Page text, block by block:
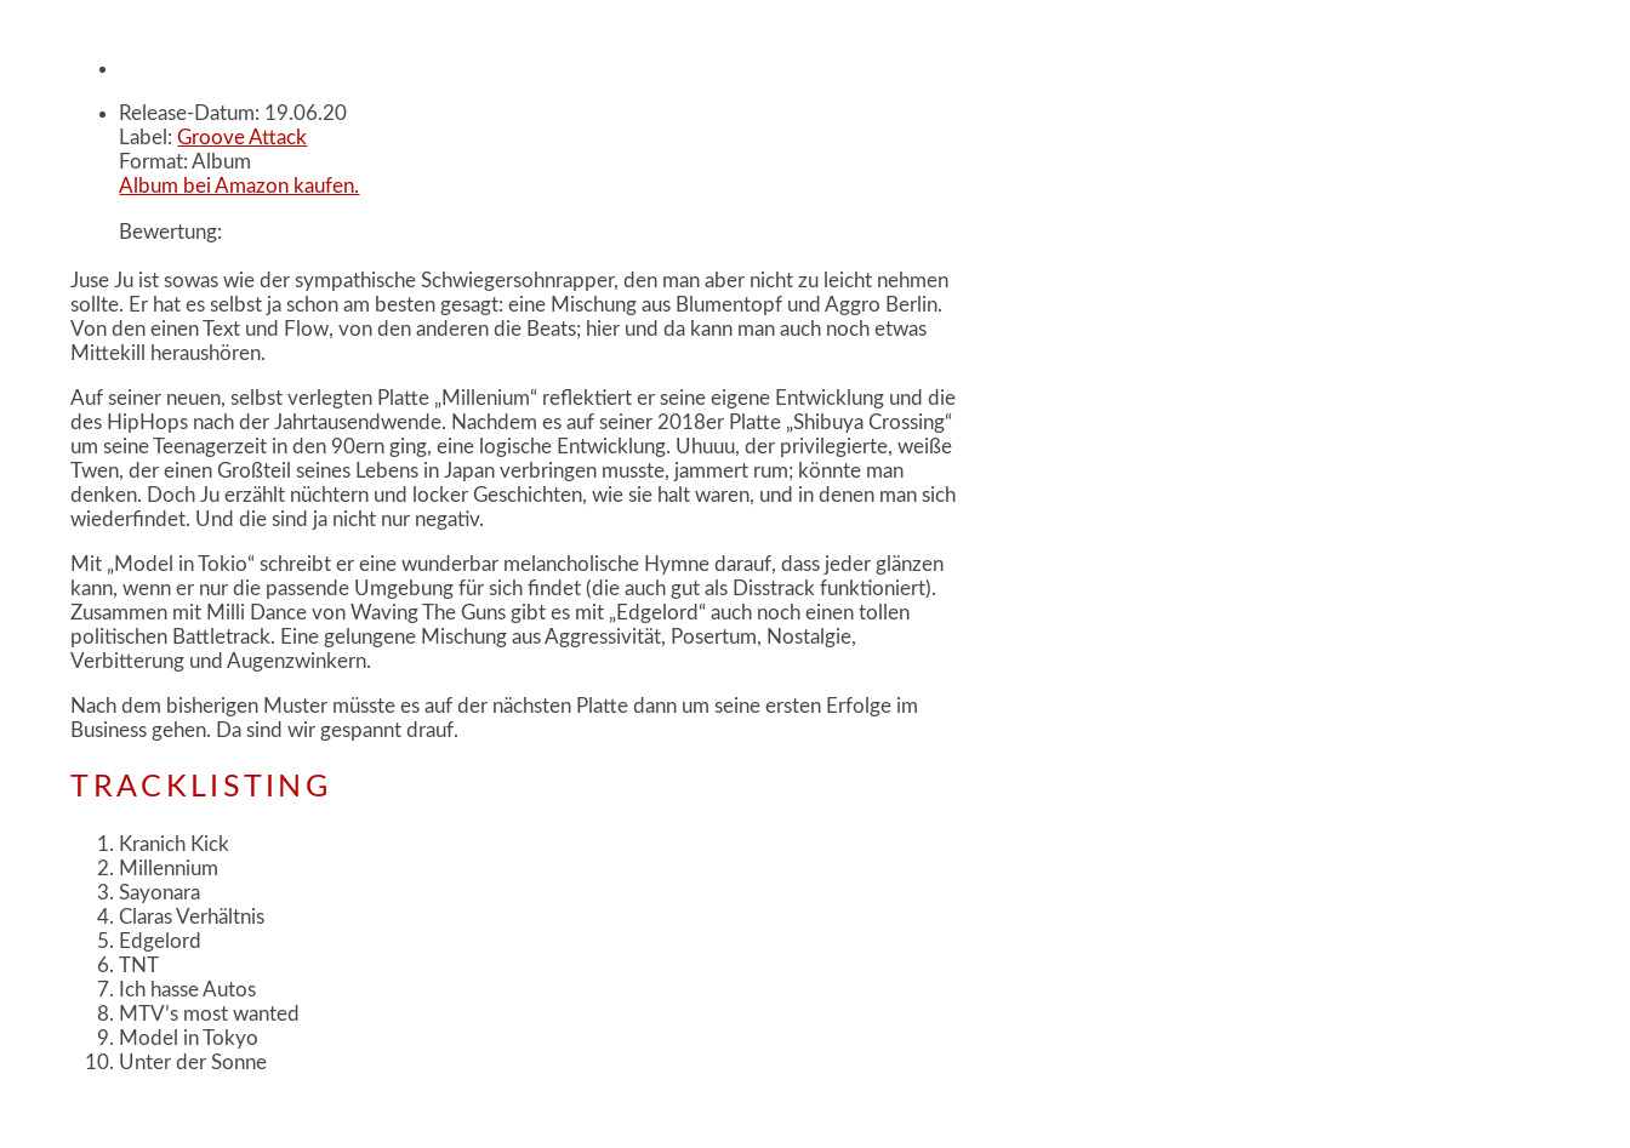
Release-Datum: 19.06.20
Label:Groove Attack
Format: Album
Album bei Amazon kaufen.
Bewertung:
Juse Ju ist sowas wie der sympathische Schwiegersohnrapper, den man aber nicht zu leicht nehmen
sollte. Er hat es selbst ja schon am besten gesagt: eine Mischung aus Blumentopf und Aggro Berlin.
Von den einen Text und Flow, von den anderen die Beats; hier und da kann man auch noch etwas
Mittekill heraushören.
Auf seiner neuen, selbst verlegten Platte „Millenium“ reflektiert er seine eigene Entwicklung und die
des HipHops nach der Jahrtausendwende. Nachdem es auf seiner 2018er Platte „Shibuya Crossing“
um seine Teenagerzeit in den 90ern ging, eine logische Entwicklung. Uhuuu, der privilegierte, weiße
Twen, der einen Großteil seines Lebens in Japan verbringen musste, jammert rum; könnte man
denken. Doch Ju erzählt nüchtern und locker Geschichten, wie sie halt waren, und in denen man sich
wiederfindet. Und die sind ja nicht nur negativ.
Mit „Model in Tokio“ schreibt er eine wunderbar melancholische Hymne darauf, dass jeder glänzen
kann, wenn er nur die passende Umgebung für sich findet (die auch gut als Disstrack funktioniert).
Zusammen mit Milli Dance von Waving The Guns gibt es mit „Edgelord“ auch noch einen tollen
politischen Battletrack. Eine gelungene Mischung aus Aggressivität, Posertum, Nostalgie,
Verbitterung und Augenzwinkern.
Nach dem bisherigen Muster müsste es auf der nächsten Platte dann um seine ersten Erfolge im
Business gehen. Da sind wir gespannt drauf.
TRACKLISTING
Kranich Kick
Millennium
Sayonara
Claras Verhältnis
Edgelord
TNT
Ich hasse Autos
MTV’s most wanted
Model in Tokyo
Unter der Sonne